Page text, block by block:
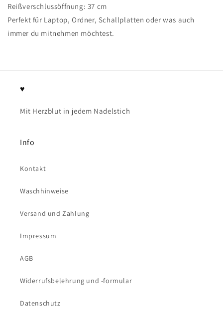
Reißverschlussöffnung: 37 cm
Perfekt für Laptop, Ordner, Schallplatten oder was auch
immer du mitnehmen möchtest.
♥
Mit Herzblut in jedem Nadelstich
Info
Kontakt
Waschhinweise
Versand und Zahlung
Impressum
AGB
Widerrufsbelehrung und -formular
Datenschutz